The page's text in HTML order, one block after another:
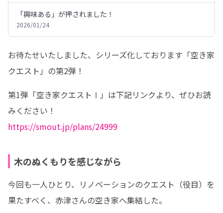
「興味ある」が押されました！
2026/01/24
お待たせいたしました、シリーズ化しております「空き家
クエスト」の第2弾！
第1弾「空き家クエストⅠ」は下記リンクより、ぜひお読
https://smout.jp/plans/24999
木のぬくもりを感じながら
今回も一人ひとり、リノベーションのクエスト（役目）を
果たすべく、赤津さんの空き家へ集結した。